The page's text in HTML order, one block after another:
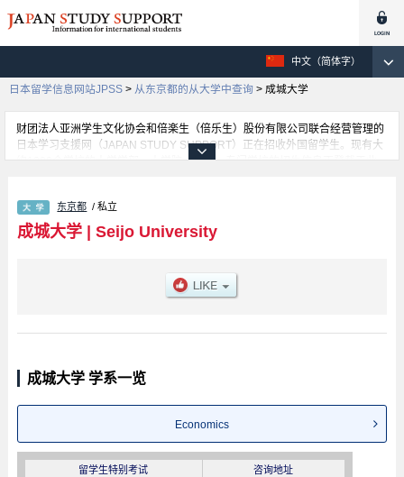
中文（简体字）
日本留学信息网站JPSS > 从东京都的从大学中查询 > 成城大学
财团法人亚洲学生文化协会和倍楽生（倍乐生）股份有限公司联合经营管理的
日本学习支援网（JAPAN STUDY SUPPORT）正在招收外国留学生。现有大
约1300个学校的大学学部、大学院、短大、专门学校的招生信息正登载于此
Social Innovation 学部、Arts and Litereture 学部等各学部的不同信息。招收
名额、合格人数等考试信息，以及设施介绍、联系方式等外国留学生必要的信
息都登载于此，请务必查阅和利用此网。
东京都 / 私立
成城大学| Seijo University
成城大学 学系一览
Economics
留学生特别考试 咨询地址